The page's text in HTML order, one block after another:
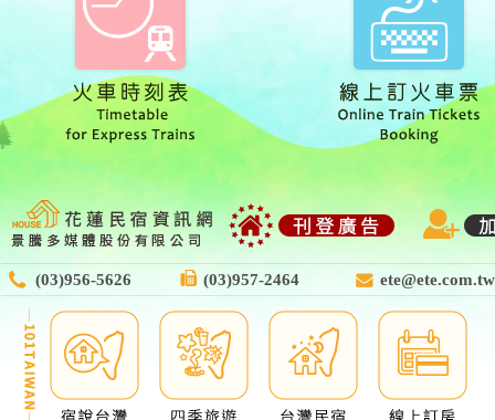
(03)956-5626 (03)957-2464 ete@ete.com.tw